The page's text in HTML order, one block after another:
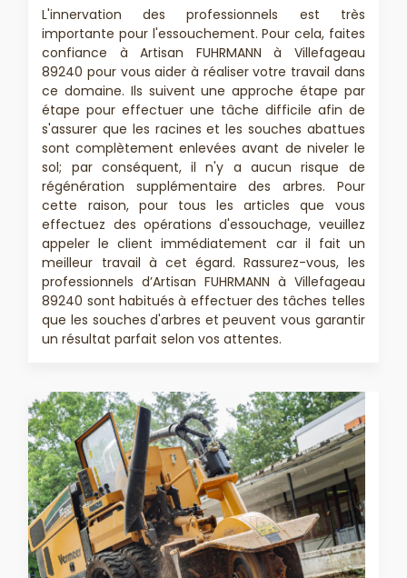
L'innervation des professionnels est très
importante pour l'essouchement. Pour cela, faites
confiance à Artisan FUHRMANN à Villefageau
89240 pour vous aider à réaliser votre travail dans
ce domaine. Ils suivent une approche étape par
étape pour effectuer une tâche difficile afin de
s'assurer que les racines et les souches abattues
sont complètement enlevées avant de niveler le
sol; par conséquent, il n'y a aucun risque de
régénération supplémentaire des arbres. Pour
cette raison, pour tous les articles que vous
effectuez des opérations d'essouchage, veuillez
appeler le client immédiatement car il fait un
meilleur travail à cet égard. Rassurez-vous, les
professionnels d’Artisan FUHRMANN à Villefageau
89240 sont habitués à effectuer des tâches telles
que les souches d'arbres et peuvent vous garantir
un résultat parfait selon vos attentes.